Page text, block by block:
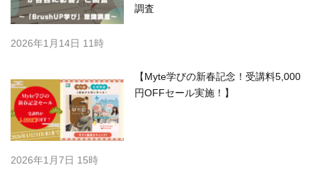
調査
2026年1月14日 11時
【Myte学びの新春記念！受講料5,000
円OFFセール実施！】
2026年1月7日 15時